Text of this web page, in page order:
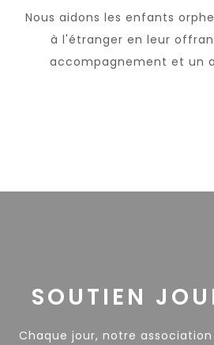
Nous aidons les enfants
à l'étranger en leur
accompagnement et un
SOUTIEN
Chaque jour, notre